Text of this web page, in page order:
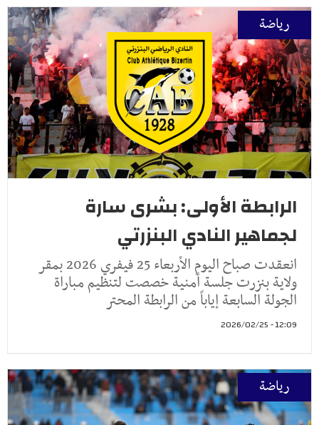
رياضة
الرابطة الأولى: بشرى سارة
لجماهير النادي البنزرتي
انعقدت صباح اليوم الأربعاء 25 فيفري 2026 بمقر
ولاية بنزرت جلسة أمنية خصصت لتنظيم مباراة
الجولة السابعة إياباً من الرابطة المحتر
12:09 - 2026/02/25
رياضة